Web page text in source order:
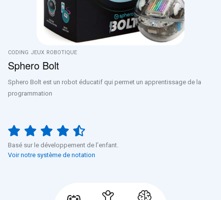
CODING JEUX ROBOTIQUE
Sphero Bolt
Sphero Bolt est un robot éducatif qui permet un apprentissage de la
programmation
Basé sur le développement de l’enfant.
Voir notre système de notation